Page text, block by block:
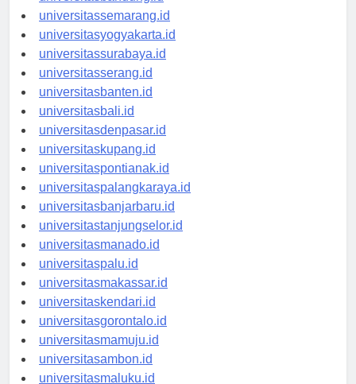
universitasbandung.id
universitassemarang.id
universitasyogyakarta.id
universitassurabaya.id
universitasserang.id
universitasbanten.id
universitasbali.id
universitasdenpasar.id
universitaskupang.id
universitaspontianak.id
universitaspalangkaraya.id
universitasbanjarbaru.id
universitastanjungselor.id
universitasmanado.id
universitaspalu.id
universitasmakassar.id
universitaskendari.id
universitasgorontalo.id
universitasmamuju.id
universitasambon.id